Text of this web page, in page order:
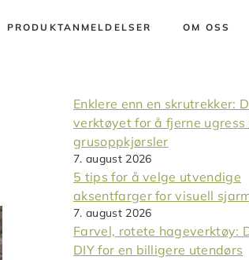
PRODUKTANMELDELSER OM OSS
Enklere enn en skrutrekker:
verktøyet for å fjerne ugress
grusoppkjørsler
7. august 2026
5 tips for å velge utvendige
aksentfarger for visuell
7. august 2026
Farvel, rotete hageverktøy:
DIY for en billigere utendørs